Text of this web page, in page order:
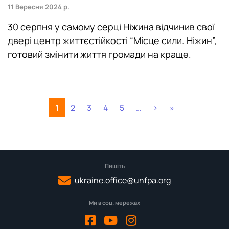
11 Вересня 2024 р.
30 серпня у самому серці Ніжина відчинив свої
двері центр життєстійкості “Місце сили. Ніжин”,
готовий змінити життя громади на краще.
1 2 3 4 5 … › »
Пишіть
ukraine.office@unfpa.org
Ми в соц. мережах